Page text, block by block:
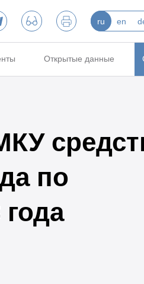
ru en
Открытые данные
по